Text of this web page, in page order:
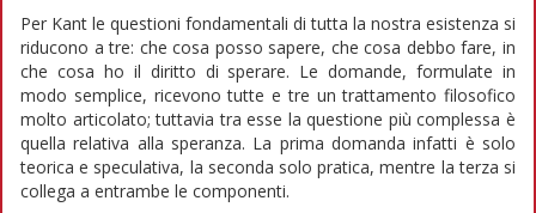
Per Kant le questioni fondamentali di tutta la nostra esistenza si
riducono a tre: che cosa posso sapere, che cosa debbo fare, in
che cosa ho il diritto di sperare. Le domande, formulate in
modo semplice, ricevono tutte e tre un trattamento filosofico
molto articolato; tuttavia tra esse la questione più complessa è
quella relativa alla speranza. La prima domanda infatti è solo
teorica e speculativa, la seconda solo pratica, mentre la terza si
collega a entrambe le componenti.